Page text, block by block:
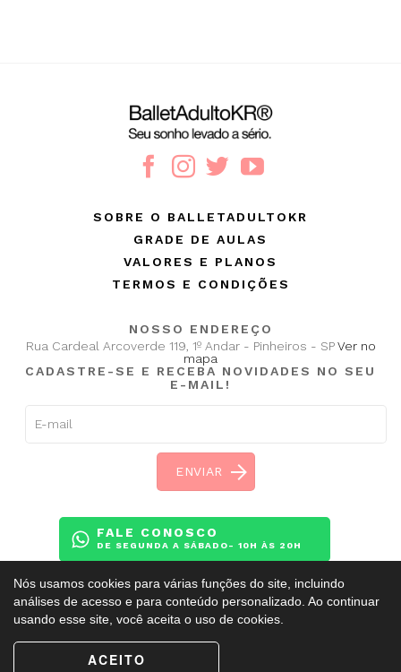
NOSSO ENDEREÇO
Rua Cardeal Arcoverde 119, 1º Andar - Pinheiros - SPVer no
mapa
CADASTRE-SE E RECEBA NOVIDADES NO SEU
E-MAIL!
FALE CONOSCO
DE SEGUNDA A SÁBADO- 10H ÀS 20H
SOBRE O BALLETADULTOKR
GRADE DE AULAS
VALORES E PLANOS
TERMOS E CONDIÇÕES
Esse site é protegido pelo reCAPTCHA e obedece a
Nós usamos cookies para várias funções do site, incluindo
análises de acesso e para conteúdo personalizado. Ao continuar
usando esse site, você aceita o uso de cookies.
ACEITO